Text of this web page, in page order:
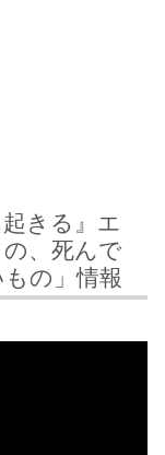
きる』エ
、死んで
の」情報